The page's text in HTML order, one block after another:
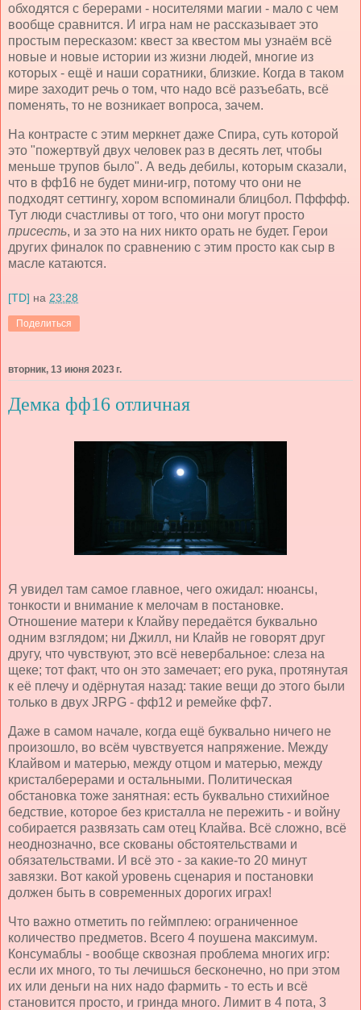
обходятся с берерами - носителями магии - мало с чем
вообще сравнится. И игра нам не рассказывает это
простым пересказом: квест за квестом мы узнаём всё
новые и новые истории из жизни людей, многие из
которых - ещё и наши соратники, близкие. Когда в таком
мире заходит речь о том, что надо всё разъебать, всё
поменять, то не возникает вопроса, зачем.
На контрасте с этим меркнет даже Спира, суть которой
это "пожертвуй двух человек раз в десять лет, чтобы
меньше трупов было". А ведь дебилы, которым сказали,
что в фф16 не будет мини-игр, потому что они не
подходят сеттингу, хором вспоминали блицбол. Пфффф.
Тут люди счастливы от того, что они могут просто
присесть, и за это на них никто орать не будет. Герои
других финалок по сравнению с этим просто как сыр в
масле катаются.
[TD] на 23:28
Поделиться
вторник, 13 июня 2023 г.
Демка фф16 отличная
Я увидел там самое главное, чего ожидал: нюансы,
тонкости и внимание к мелочам в постановке.
Отношение матери к Клайву передаётся буквально
одним взглядом; ни Джилл, ни Клайв не говорят друг
другу, что чувствуют, это всё невербальное: слеза на
щеке; тот факт, что он это замечает; его рука, протянутая
к её плечу и одёрнутая назад: такие вещи до этого были
только в двух JRPG - фф12 и ремейке фф7.
Даже в самом начале, когда ещё буквально ничего не
произошло, во всём чувствуется напряжение. Между
Клайвом и матерью, между отцом и матерью, между
кристалберерами и остальными. Политическая
обстановка тоже занятная: есть буквально стихийное
бедствие, которое без кристалла не пережить - и войну
собирается развязать сам отец Клайва. Всё сложно, всё
неоднозначно, все скованы обстоятельствами и
обязательствами. И всё это - за какие-то 20 минут
завязки. Вот какой уровень сценария и постановки
должен быть в современных дорогих играх!
Что важно отметить по геймплею: ограниченное
количество предметов. Всего 4 поушена максимум.
Консумаблы - вообще сквозная проблема многих игр:
если их много, то ты лечишься бесконечно, но при этом
их или деньги на них надо фармить - то есть и всё
становится просто, и гринда много. Лимит в 4 пота, 3